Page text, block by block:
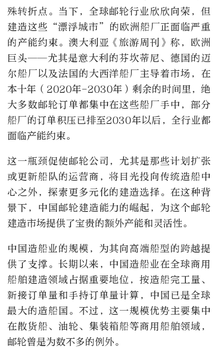
殊转折点。当下，全球邮轮行业欣欣向荣，但
建造这些“漂浮城市”的欧洲船厂正面临严重
的产能约束。澳大利亚《旅游周刊》称，欧洲
巨头——尤其是意大利的芬坎蒂尼、德国的迈
尔船厂以及法国的大西洋船厂主导着市场，在
本十年（2020年-2030年）剩余的时间里，绝
大多数邮轮订单都集中在这些船厂手中，部分
船厂的订单积压已排至2030年以后，全行业都
面临产能约束。
这一瓶颈促使邮轮公司，尤其是那些计划扩张
或更新船队的运营商，将目光投向传统造船中
心之外，探索更多元化的建造选择。在这种背
景下，中国邮轮建造能力的崛起，为这个邮轮
建造市场提供了宝贵的额外产能和灵活性。
中国造船业的规模，为其向高端船型的跨越提
供了支撑。长期以来，中国造船业在全球商用
船舶建造领域占据重要地位，按造船完工量、
新接订单量和手持订单量计算，中国已是全球
最大的造船国。不过，这一规模优势主要集中
在散货船、油轮、集装箱船等商用船舶领域，
邮轮曾是为数不多的例外。